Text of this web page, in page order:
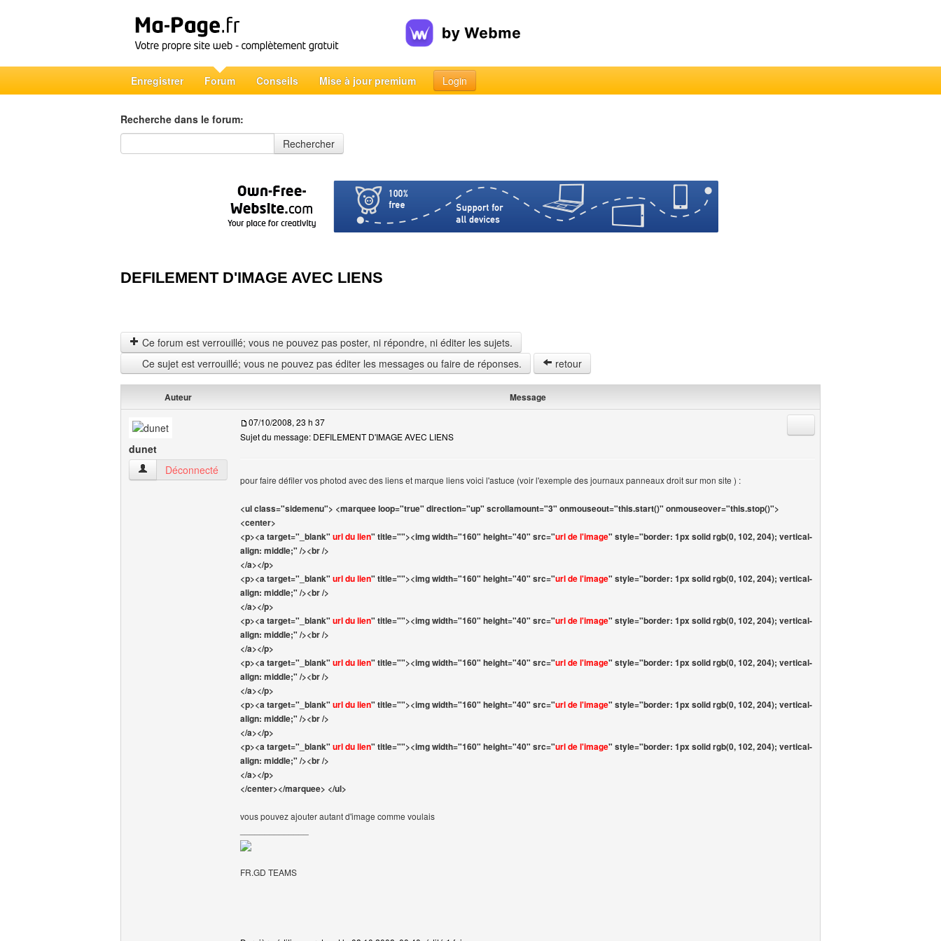
Enregistrer Forum Conseils Mise à jour premium Login
Recherche dans le forum:
Recherche dans le forum
Rechercher
DEFILEMENT D'IMAGE AVEC LIENS
Ce forum est verrouillé; vous ne pouvez pas poster, ni répondre, ni éditer les sujets.
Ce sujet est verrouillé; vous ne pouvez pas éditer les messages ou faire de réponses.
retour
Auteur Message
dunet
dunet Voir le profil de l'utilisateur
Déconnecté
07/10/2008, 23 h 37
Sujet du message: DEFILEMENT D'IMAGE AVEC LIENS
pour faire défiler vos photod avec des liens et marque liens voici l'astuce (voir l'exemple des journaux panneaux droit sur mon site ) :
<ul class="sidemenu"> <marquee loop="true" direction="up" scrollamount="3" onmouseout="this.start()" onmouseover="this.stop()">
<center>
<p><a target="_blank" url du lien" title=""><img width="160" height="40" src="url de l'image" style="border: 1px solid rgb(0, 102, 204); vertical-
align: middle;" /><br />
</a></p>
<p><a target="_blank" url du lien" title=""><img width="160" height="40" src="url de l'image" style="border: 1px solid rgb(0, 102, 204); vertical-
align: middle;" /><br />
</a></p>
<p><a target="_blank" url du lien" title=""><img width="160" height="40" src="url de l'image" style="border: 1px solid rgb(0, 102, 204); vertical-
align: middle;" /><br />
</a></p>
<p><a target="_blank" url du lien" title=""><img width="160" height="40" src="url de l'image" style="border: 1px solid rgb(0, 102, 204); vertical-
align: middle;" /><br />
</a></p>
<p><a target="_blank" url du lien" title=""><img width="160" height="40" src="url de l'image" style="border: 1px solid rgb(0, 102, 204); vertical-
align: middle;" /><br />
</a></p>
<p><a target="_blank" url du lien" title=""><img width="160" height="40" src="url de l'image" style="border: 1px solid rgb(0, 102, 204); vertical-
align: middle;" /><br />
</a></p>
</center></marquee> </ul>
vous pouvez ajouter autant d'image comme voulais
FR.GD TEAMS